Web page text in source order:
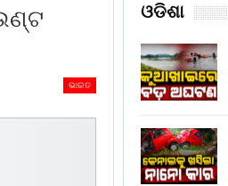
ଭାରତ
ଓଡିଶା